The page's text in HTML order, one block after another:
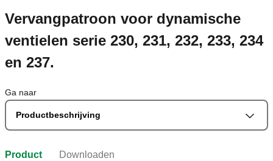
Vervangpatroon voor dynamische
ventielen serie 230, 231, 232, 233, 234
en 237.
Ga naar
Productbeschrijving
Product Downloaden